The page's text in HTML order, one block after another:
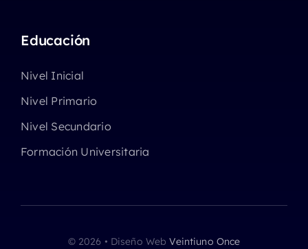
Educación
Nivel Inicial
Nivel Primario
Nivel Secundario
Formación Universitaria
© 2026 • Diseño WebVeintiuno Once